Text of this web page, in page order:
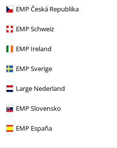
EMP Česká Republika
EMP Schweiz
EMP Ireland
EMP Sverige
Large Nederland
EMP Slovensko
EMP España